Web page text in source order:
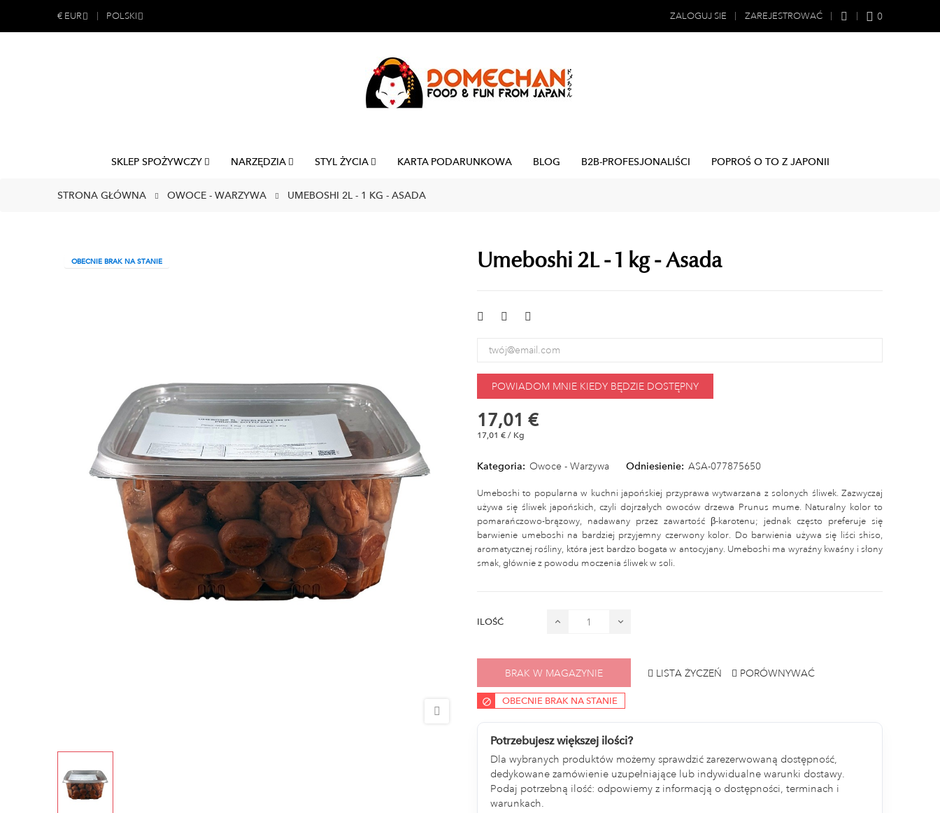
€ EUR POLSKI ZALOGUJ SIE ZAREJESTROWAĆ 0
SKLEP SPOŻYWCZY NARZĘDZIA STYL ŻYCIA KARTA PODARUNKOWA BLOG B2B-PROFESJONALIŚCI POPROŚ O TO Z JAPONII
STRONA GŁÓWNA OWOCE - WARZYWA UMEBOSHI 2L - 1 KG - ASADA
OBECNIE BRAK NA STANIE Umeboshi 2L - 1 kg - Asada
POWIADOM MNIE KIEDY BĘDZIE DOSTĘPNY
17,01 €
17,01 € / Kg
Kategoria: Owoce - Warzywa Odniesienie: ASA-077875650
Umeboshi to popularna w kuchni japońskiej przyprawa wytwarzana z solonych śliwek. Zazwyczaj
używa się śliwek japońskich, czyli dojrzałych owoców drzewa Prunus mume. Naturalny kolor to
pomarańczowo-brązowy, nadawany przez zawartość β-karotenu; jednak często preferuje się
barwienie umeboshi na bardziej przyjemny czerwony kolor. Do barwienia używa się liści shiso,
aromatycznej rośliny, która jest bardzo bogata w antocyjany. Umeboshi ma wyraźny kwaśny i słony
smak, głównie z powodu moczenia śliwek w soli.
ILOŚĆ
BRAK W MAGAZYNIE LISTA ŻYCZEŃ PORÓWNYWAĆ
OBECNIE BRAK NA STANIE
Potrzebujesz większej ilości?
Dla wybranych produktów możemy sprawdzić zarezerwowaną dostępność,
dedykowane zamówienie uzupełniające lub indywidualne warunki dostawy.
Podaj potrzebną ilość: odpowiemy z informacją o dostępności, terminach i
warunkach.